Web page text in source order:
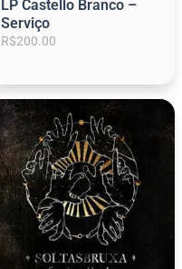
LP Castello Branco –
Serviço
R$200.00